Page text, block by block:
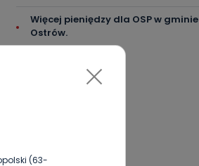
(63-
Więcej pieniędzy dla OSP w gminie
Ostrów.